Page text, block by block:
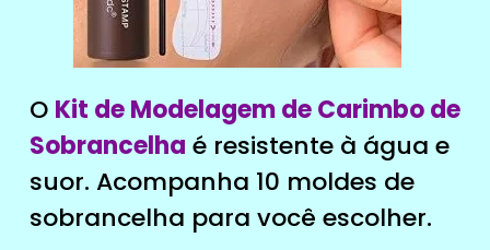
O Kit de Modelagem de Carimbo de
Sobrancelha é resistente à água e
suor. Acompanha 10 moldes de
sobrancelha para você escolher.